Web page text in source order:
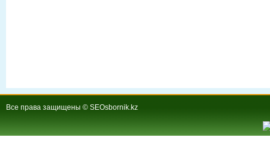
Все права защищены © SEOsbornik.kz